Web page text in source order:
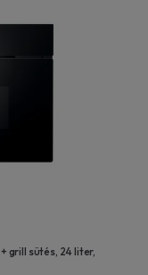
grill sütés, 24 liter,